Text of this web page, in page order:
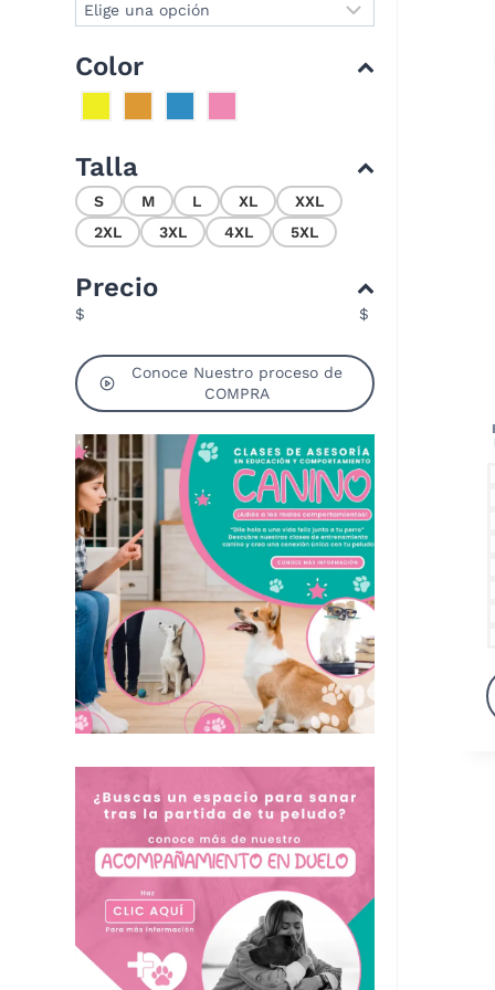
Color
Talla
S M L XL
XXL
2XL
3XL 4XL 5XL
Precio
$ $
Conoce Nuestro proceso de
COMPRA